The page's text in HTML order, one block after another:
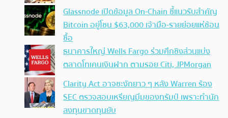
Glassnode เปิดข้อมูล On-Chain ชี้แนวรับสำคัญ
Bitcoin อยู่โซน $63,000 เจ้ามือ-รายย่อยแห่ช้อน
ซื้อ
ธนาคารใหญ่ Wells Fargo ร่วมศึกชิงส่วนแบ่ง
ตลาดโทเคนเงินฝาก ตามรอย Citi, JPMorgan
Clarity Act อาจชะงักยาว ๆ หลัง Warren ร้อง
SEC ตรวจสอบเหรียญมีมของทรัมป์ เพราะทำนัก
ลงทุนขาดทุนยับ